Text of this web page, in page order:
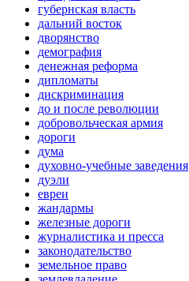
губернская власть
дальний восток
дворянство
демография
денежная реформа
дипломаты
дискриминация
до и после революции
добровольческая армия
дороги
дума
духовно-учебные заведения
дуэли
евреи
жандармы
железные дороги
журналистика и пресса
законодательство
земельное право